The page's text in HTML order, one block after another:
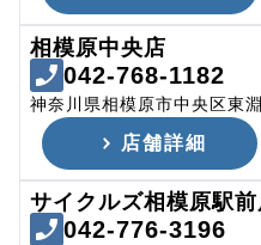
相模原中央店
042-768-1182
神奈川県相模原市中央区東
店舗詳細
サイクルズ相模原駅前
042-776-3196